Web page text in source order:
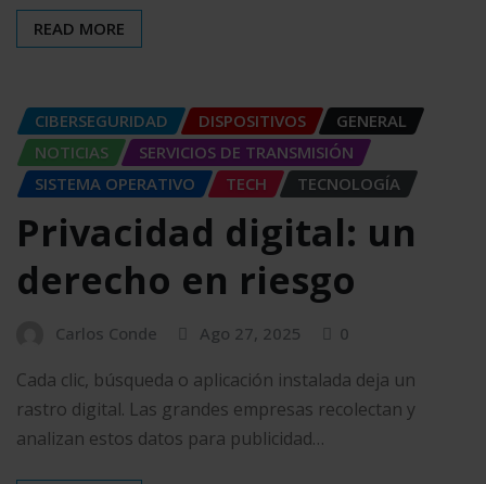
READ MORE
CIBERSEGURIDAD DISPOSITIVOS
GENERAL
NOTICIAS
SERVICIOS DE TRANSMISIÓN
SISTEMA OPERATIVO
TECH TECNOLOGÍA
Privacidad digital: un
derecho en riesgo
Carlos Conde Ago 27, 2025 0
Cada clic, búsqueda o aplicación instalada deja un
rastro digital. Las grandes empresas recolectan y
analizan estos datos para publicidad…